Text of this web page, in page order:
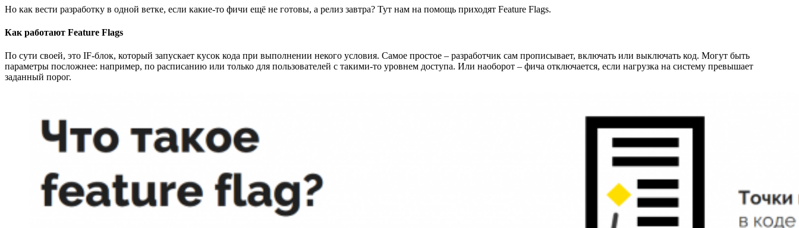
Но как вести разработку в одной ветке, если какие-то фичи ещё не готовы, а релиз завтра? Тут нам на помощь приходят Feature Flags.
Как работают Feature Flags
По сути своей, это IF-блок, который запускает кусок кода при выполнении некого условия. Самое простое – разработчик сам прописывает, включать или выключать код. Могут быть
параметры посложнее: например, по расписанию или только для пользователей с такими-то уровнем доступа. Или наоборот – фича отключается, если нагрузка на систему превышает
заданный порог.